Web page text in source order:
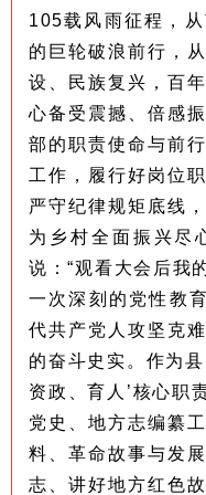
105载风雨征程，
的巨轮破浪前行，
设、民族复兴，百
心备受震撼、倍感
部的职责使命与前
工作，履行好岗位
严守纪律规矩底线
为乡村全面振兴尽
说：“观看大会后我
一次深刻的党性教
代共产党人攻坚克
的奋斗史实。作为
资政、育人’核心职
党史、地方志编纂
料、革命故事与发
志、讲好地方红色